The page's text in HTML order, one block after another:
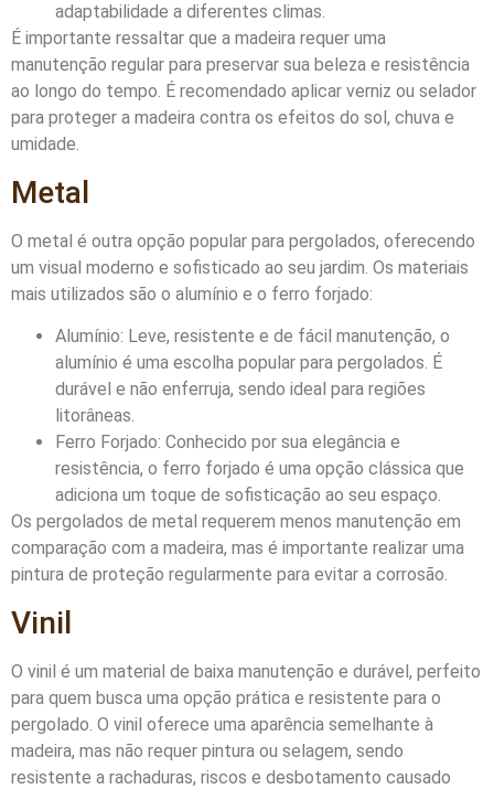
adaptabilidade a diferentes climas.
É importante ressaltar que a madeira requer uma
manutenção regular para preservar sua beleza e resistência
ao longo do tempo. É recomendado aplicar verniz ou selador
para proteger a madeira contra os efeitos do sol, chuva e
umidade.
Metal
O metal é outra opção popular para pergolados, oferecendo
um visual moderno e sofisticado ao seu jardim. Os materiais
mais utilizados são o alumínio e o ferro forjado:
Alumínio: Leve, resistente e de fácil manutenção, o
alumínio é uma escolha popular para pergolados. É
durável e não enferruja, sendo ideal para regiões
litorâneas.
Ferro Forjado: Conhecido por sua elegância e
resistência, o ferro forjado é uma opção clássica que
adiciona um toque de sofisticação ao seu espaço.
Os pergolados de metal requerem menos manutenção em
comparação com a madeira, mas é importante realizar uma
pintura de proteção regularmente para evitar a corrosão.
Vinil
O vinil é um material de baixa manutenção e durável, perfeito
para quem busca uma opção prática e resistente para o
pergolado. O vinil oferece uma aparência semelhante à
madeira, mas não requer pintura ou selagem, sendo
resistente a rachaduras, riscos e desbotamento causado